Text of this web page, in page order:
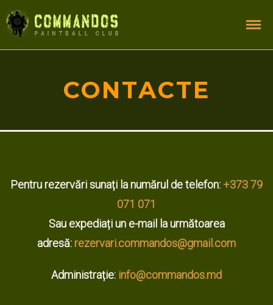
CONTACTE
Pentru rezervări sunați la numărul de telefon: +373 79
071 071
Sau expediați un e-mail la următoarea
adresă: rezervari.commandos@gmail.com
Administrație: info@commandos.md